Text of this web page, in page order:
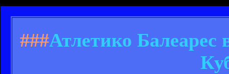
###Атлетико